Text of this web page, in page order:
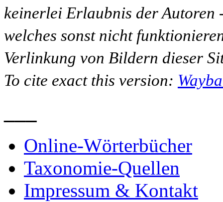
keinerlei Erlaubnis der Autoren
welches sonst nicht
Verlinkung von Bildern dieser
To cite exact this version:
Online-Wörterbücher
Taxonomie-Quellen
Impressum & Kontakt